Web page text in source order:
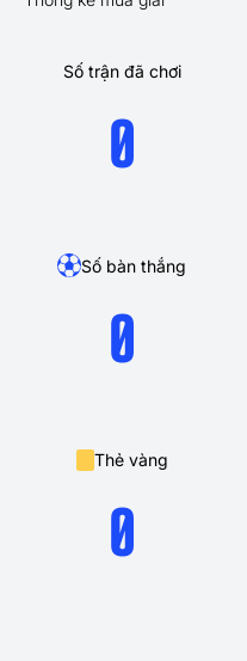
Số trận đã chơi
0
Số bàn thắng
0
Thẻ vàng
0